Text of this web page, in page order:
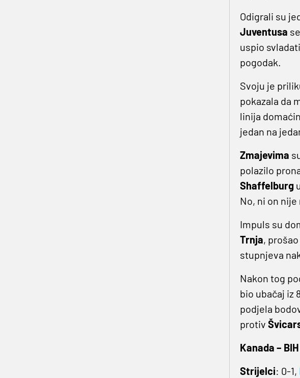
Odigrali su
Juventusa
uspio svladati
pogodak.
Svoju je
pokazala da
linija
jedan na
Zmajevima
polazilo
Shaffelburg
No, ni on
Impuls su
Trnja,
stupnjeva
Nakon tog
bio ubačaj iz
podjela
protiv
Kanada – BIH
Strijelci: 0-1,